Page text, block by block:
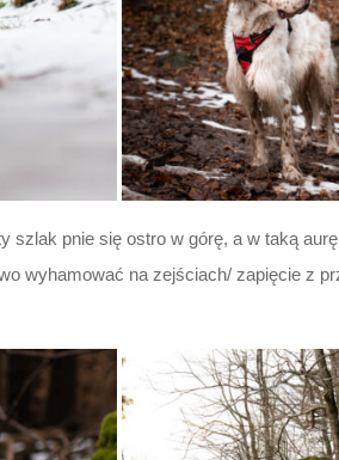
pnie się ostro w górę, a w taką
wyhamować na zejściach/ zapięcie z